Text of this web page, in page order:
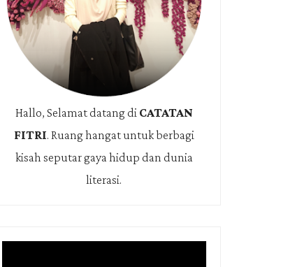
Hallo, Selamat datang di CATATAN
FITRI. Ruang hangat untuk berbagi
kisah seputar gaya hidup dan dunia
literasi.